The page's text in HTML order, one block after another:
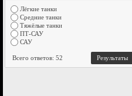
Лёгкие танки
Средние танки
Тяжёлые танки
ПТ-САУ
САУ
Всего ответов: 52 Результаты